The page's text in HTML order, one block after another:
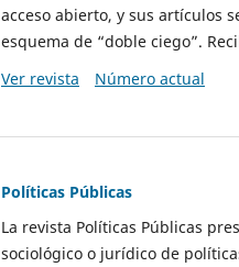
acceso abierto, y sus artículos
esquema de “doble ciego”.
Ver revista
Número actual
Políticas Públicas
La revista Políticas Públicas
sociológico o jurídico de